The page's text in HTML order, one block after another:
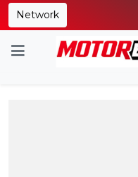
Network